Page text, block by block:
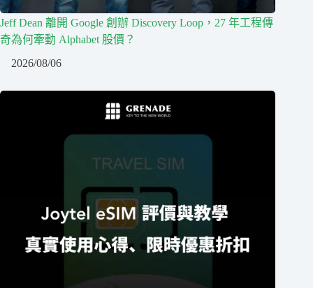
Jeff Dean 離開 Google 創辦 Discovery Loop，27 年工程傳
奇為何牽動 Alphabet 股價？
2026/08/06